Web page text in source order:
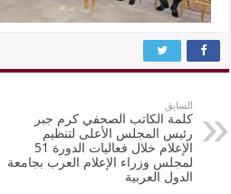
السابق
كلمة الكاتب الصحفي كرم جبر
رئيس المجلس الأعلى لتنظيم
الإعلام خلال فعاليات الدورة 51
لمجلس وزراء الإعلام العرب بجامعة
الدول العربية